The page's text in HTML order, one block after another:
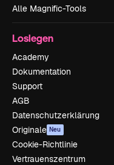
Alle Magnific-Tools
Loslegen
Academy
Dokumentation
Support
AGB
Datenschutzerklärung
Originale Neu
Cookie-Richtlinie
Vertrauenszentrum